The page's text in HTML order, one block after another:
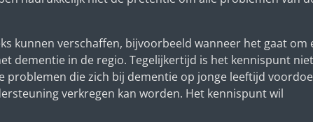
kunnen verschaffen, bijvoorbeeld wanneer het gaat om
dementie in de regio. Tegelijkertijd is het kennispunt
die zich bij dementie op jonge leeftijd
verkregen kan worden. Het kennispunt wil